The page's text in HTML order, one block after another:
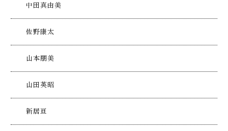
中田真由美
佐野康太
山本朋美
山田英昭
新居亘